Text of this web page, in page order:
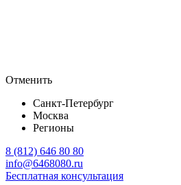
Отменить
Санкт-Петербург
Москва
Регионы
8 (812) 646 80 80
info@6468080.ru
Бесплатная консультация